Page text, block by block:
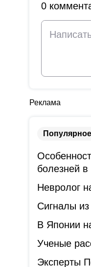
0
Реклама
болезней в
Невролог
Сигналы
В Японии
Ученые
Эксперты